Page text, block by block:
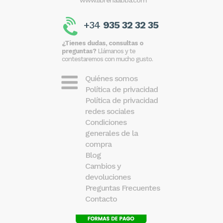
+34 935 32 32 35
¿Tienes dudas, consultas o
preguntas? Llámanos y te
contestaremos con mucho gusto.
Quiénes somos
Política de privacidad
Política de privacidad
redes sociales
Condiciones
generales de la
compra
Blog
Cambios y
devoluciones
Preguntas Frecuentes
Contacto